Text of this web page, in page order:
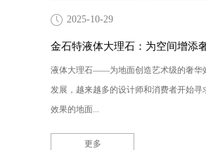
2025-10-29
金石特液体大理石：为空间增添
液体大理石——为地面创造艺术级的奢华
发展，越来越多的设计师和消费者开始
效果的地面...
更多